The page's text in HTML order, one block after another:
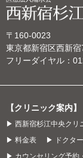
〒160-0023
東京都新宿区西新
フリーダイヤル：
【クリニック案内】
▶ 西新宿杉江中央クリ
▶ 料金表
▶ ドクタ
▶ カウンセリング予約